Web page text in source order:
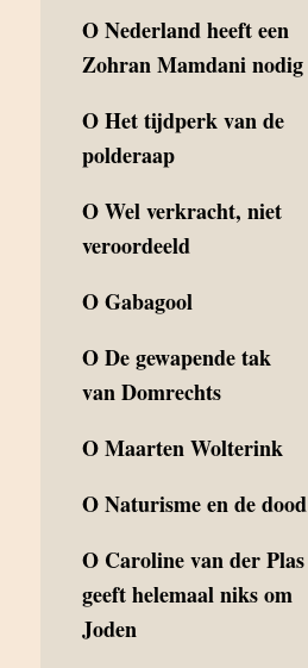
ONederland heeft een
Zohran Mamdani nodig
OHet tijdperk van de
polderaap
OWel verkracht, niet
veroordeeld
OGabagool
ODe gewapende tak
van Domrechts
OMaarten Wolterink
ONaturisme en de dood
O Caroline van der Plas
geeft helemaal niks om
Joden